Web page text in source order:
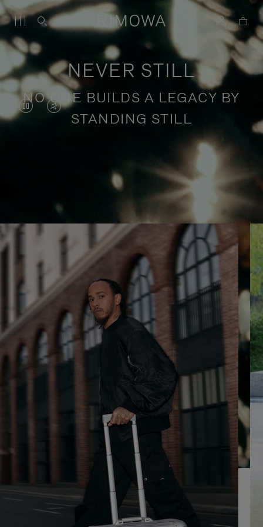
NEVER STILL
NO ONE BUILDS A LEGACY BY
STANDING STILL
IL
PAUSA,
PREMERE
PER
RIPRODURLO
IL
SILENZIATO,
PREMI
PER
ATTIVARE
LAUDIO
Storie di viaggi consapevoli